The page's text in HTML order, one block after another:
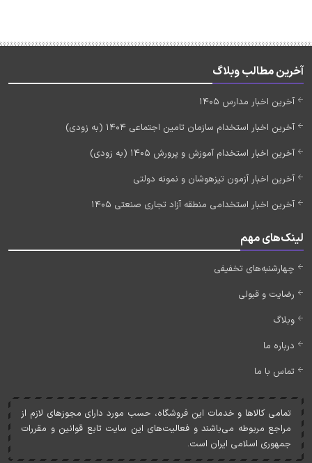
آخرین مطالب وبلاگ
آخرین اخبار مدارس 1405
آخرین اخبار استخدام سازمان تامین اجتماعی 1404 (به زودی)
آخرین اخبار استخدام آموزش و پرورش 1405 (به زودی)
آخرین اخبار آزمون تیزهوشان و نمونه دولتی
آخرین اخبار استخدامی منطقه آزاد تجاری صنعتی 1405
لینک‌های مهم
چهارشنبه‌های تخفیفی
رضایت و قبولی
وبلاگ
درباره ما
تماس با ما
تمامی کالاها و خدمات اين فروشگاه، حسب مورد دارای مجوزهای لازم از
مراجع مربوطه می‌باشند و فعاليت‌های اين سايت تابع قوانين و مقررات
جمهوری اسلامی ايران است.